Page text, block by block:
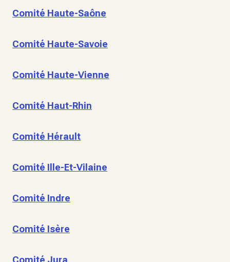
Comité Haute-Saône
Comité Haute-Savoie
Comité Haute-Vienne
Comité Haut-Rhin
Comité Hérault
Comité Ille-Et-Vilaine
Comité Indre
Comité Isère
Comité Jura